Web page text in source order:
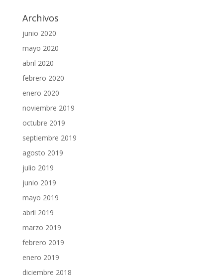
Archivos
junio 2020
mayo 2020
abril 2020
febrero 2020
enero 2020
noviembre 2019
octubre 2019
septiembre 2019
agosto 2019
julio 2019
junio 2019
mayo 2019
abril 2019
marzo 2019
febrero 2019
enero 2019
diciembre 2018